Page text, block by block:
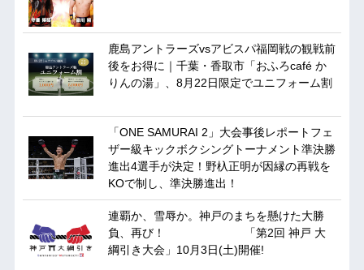
鹿島アントラーズvsアビスパ福岡戦の観戦前
後をお得に｜千葉・香取市「おふろcafé か
りんの湯」、8月22日限定でユニフォーム割
「ONE SAMURAI 2」大会事後レポートフェ
ザー級キックボクシングトーナメント準決勝
進出4選手が決定！野杁正明が因縁の再戦を
KOで制し、準決勝進出！
連覇か、雪辱か。神戸のまちを懸けた大勝
負、再び！ 「第2回 神戸 大
綱引き大会」10月3日(土)開催!